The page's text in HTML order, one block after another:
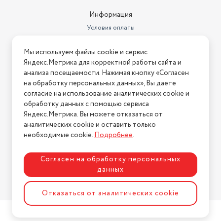
Максимальный уровень шума
Цвет товара
белый
Работает с Алисой
да
Длина товара в упаковке, в
метрах
0.66
Ширина товара в упаковке, в
0.96
метрах
0.69
Объем товара в упаковке, в
литрах
437.184
Обогрев
Информация
Условия оплаты
Условия возврата
Нашли ошибку на сайте? Напишите нам
2026 © Интернет-магазин "АстМаркет". У нас есть всё!
Политика конфиденциальности
Разработка сайтаASTDESIGN
Мы используем файлы cookie и сервис
Яндекс.Метрика для корректной работы сайта и
анализа посещаемости. Нажимая кнопку «Согласен
на обработку персональных данных», Вы даете
согласие на использование аналитических cookie и
обработку данных с помощью сервиса
Яндекс.Метрика. Вы можете отказаться от
аналитических cookie и оставить только
необходимые cookie.Подробнее.
Согласен на обработку персональных
данных
Отказаться от аналитических cookie